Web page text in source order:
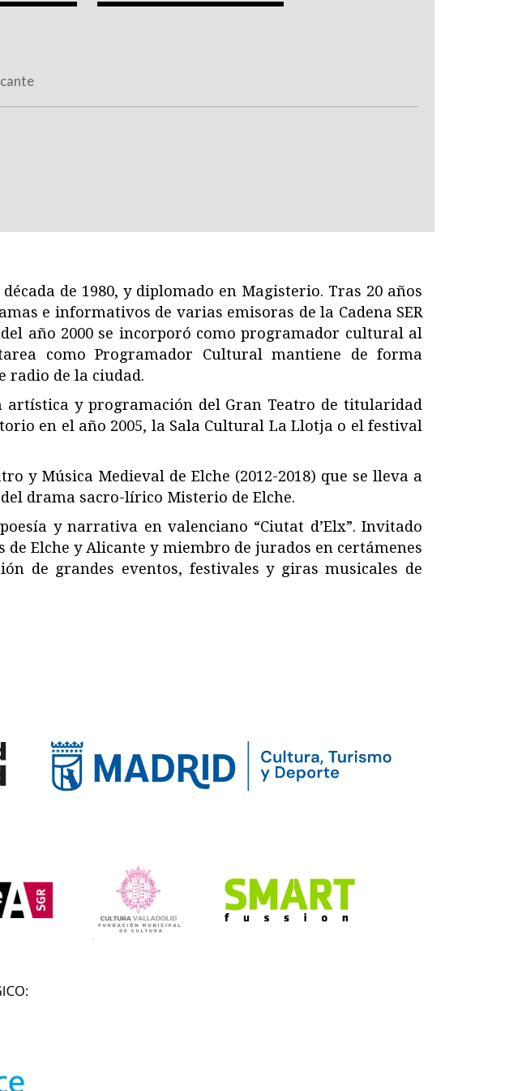
de 1980, y diplomado en Magisterio. Tras 20 años
e informativos de varias emisoras de la Cadena SER
año 2000 se incorporó como programador cultural al
como Programador Cultural mantiene de forma
radio de la ciudad.
artística y programación del Gran Teatro de titularidad
en el año 2005, la Sala Cultural La Llotja o el festival
y Música Medieval de Elche (2012-2018) que se lleva a
drama sacro-lírico Misterio de Elche.
y narrativa en valenciano “Ciutat d’Elx”. Invitado
Elche y Alicante y miembro de jurados en certámenes
de grandes eventos, festivales y giras musicales de